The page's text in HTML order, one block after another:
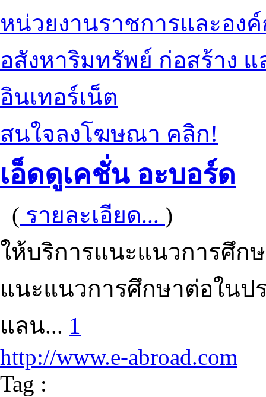
หน่วยงานราชการและอง
อสังหาริมทรัพย์ ก่อสร้าง
อินเทอร์เน็ต
สนใจลงโฆษณา คลิก!
เอ็ดดูเคชั่น อะบอร์ด
( รายละเอียด... )
ให้บริการแนะแนวการศึก
แนะแนวการศึกษาต่อในป
แลน... 1
http://www.e-abroad.com
Tag :